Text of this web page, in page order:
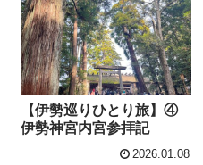
【伊勢巡りひとり旅】④
伊勢神宮内宮参拝記
2026.01.08